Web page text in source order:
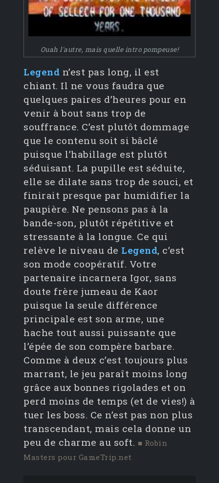
Ouah l'autre, mais quelle intro pompeuse!
Legend n’est pas long, il est
chiant. Il ne vous faudra que
quelques paires d’heures pour en
venir à bout sans trop de
souffrance. C’est plutôt dommage
que le contenu soit si bâclé
puisque l’habillage est plutôt
séduisant. La pupille est séduite,
elle se dilate sans trop de souci, et
finirait presque par humidifier la
paupière. Ne pensons pas à la
bande-son, plutôt répétitive et
stressante à la longue. Ce qui
relève le niveau de Legend, c’est
son mode coopératif. Votre
partenaire incarnera Igor, sans
doute frère jumeau de Kaor
puisque la seule différence
principale est son arme, une
hache tout aussi puissante que
l’épée de son compère barbare.
Comme à deux c’est toujours plus
marrant, le jeu paraît moins long
grâce aux bonnes rigolades et on
perd moins de temps (et de vies!) à
tuer les boss. Ce n’est pas non plus
transcendant, mais cela donne un
peu de charme au soft. ■ Robin
Masters pour GameTrip.net